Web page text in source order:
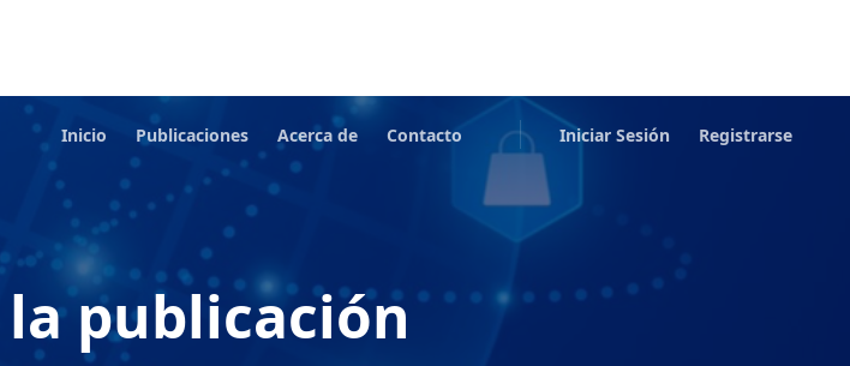
Inicio Publicaciones Acerca de Contacto Iniciar Sesión Registrarse
publicación